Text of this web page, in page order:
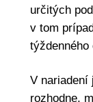
určitých
v tom
týždenného
V nariadení
rozhodne,